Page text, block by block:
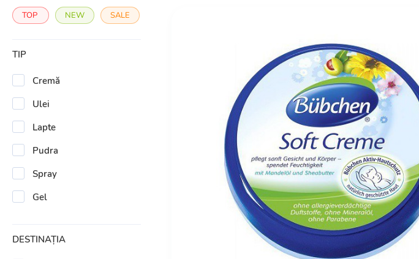
TOP NEW SALE
TIP
Cremă
Ulei
Lapte
Pudra
Spray
Gel
DESTINAȚIA